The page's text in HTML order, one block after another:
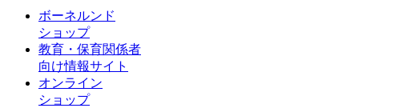
ボーネルンド
ショップ
教育・保育関係者
向け情報サイト
オンライン
ショップ